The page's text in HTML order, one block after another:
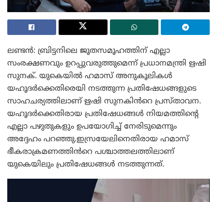
ലണ്ടൻ: ബ്രിട്ടനിലെ ജൂതസമൂഹത്തിന് എല്ലാ
സംരക്ഷണവും ഉറപ്പുവരുത്തുമെന്ന് പ്രധാനമന്ത്രി ഋഷി
സുനക്. യുകെയിൽ ഹമാസ് അനുകൂലികൾ
യഹൂദർക്കെതിരെയി നടത്തുന്ന പ്രതിഷേധങ്ങളുടെ
സാഹചര്യത്തിലാണ് ഋഷി സുനകിൻറെ പ്രസ്താവന.
യഹൂദർക്കെതിരായ പ്രതിഷേധങ്ങൾ നിയമത്തിന്റെ
എല്ലാ പഴുതുകളും ഉപയോഗിച്ച് നേരിടുമെന്നും
അദ്ദേഹം പറഞ്ഞു.ഇസ്രയേലിനെതിരായ ഹമാസ്
ഭീകരാക്രമണത്തിൻറെ പശ്ചാത്തലത്തിലാണ്
യുകെയിലും പ്രതിഷേധങ്ങൾ നടത്തുന്നത്.